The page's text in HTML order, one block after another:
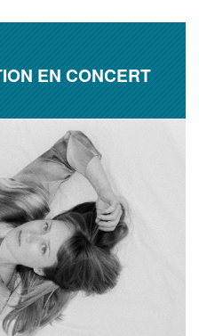
EN CONCERT